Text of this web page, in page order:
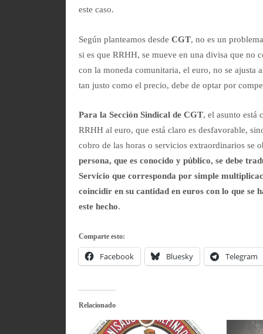
este caso.
Según planteamos desdeCGT, no es un
si es que RRHH, se mueve en una divisa que no
con la moneda comunitaria, el euro, no se ajusta
tan justo como el precio, debe de optar por
Para la Sección Sindical de CGT, el asunto está
RRHH al euro, que está claro es desfavorable,
cobro de las horas o servicios extraordinarios se
persona, que es conocido y público, se debe
Servicio que corresponda por simple
coincidir en su cantidad en euros con lo que se
este hecho.
Comparte esto:
Facebook Bluesky Telegram
Relacionado